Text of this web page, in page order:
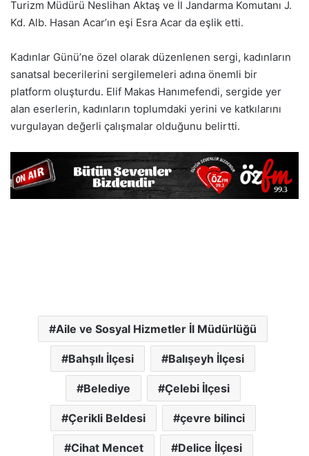
Turizm Müdürü Neslihan Aktaş ve İl Jandarma Komutanı J.
Kd. Alb. Hasan Acar’ın eşi Esra Acar da eşlik etti.
Kadınlar Günü’ne özel olarak düzenlenen sergi, kadınların
sanatsal becerilerini sergilemeleri adına önemli bir
platform oluşturdu. Elif Makas Hanımefendi, sergide yer
alan eserlerin, kadınların toplumdaki yerini ve katkılarını
vurgulayan değerli çalışmalar olduğunu belirtti.
Aile ve Sosyal Hizmetler İl Müdürlüğü
Bahşılı İlçesi Balışeyh İlçesi
Belediye Çelebi İlçesi
Çerikli Beldesi çevre bilinci
Cihat Mencet Delice İlçesi